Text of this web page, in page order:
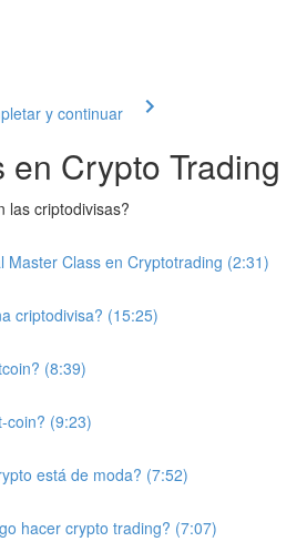
y continuar
en Crypto Trading
las criptodivisas?
Master Class en Cryptotrading (2:31)
criptodivisa? (15:25)
(8:39)
coin? (9:23)
está de moda? (7:52)
hacer crypto trading? (7:07)